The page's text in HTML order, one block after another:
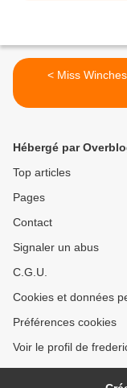
< Miss
Hébergé par
Top articles
Pages
Contact
Signaler un abus
C.G.U.
Cookies et données
Préférences cookies
Voir le profil de